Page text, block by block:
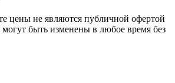
цены не являются публичной офертой
быть изменены в любое время без